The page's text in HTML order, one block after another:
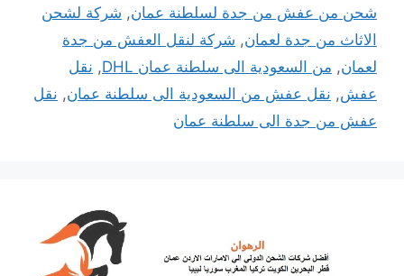
شحن من عفش من جدة لسلطنة عمان, شركة لشحن
الاثاث من جدة لعمان, شركة لنقل العفش من جدة
لعمان, من السعودية الى سلطنة عمان DHL , نقل
عفش, نقل عفش من السعودية الى سلطنة عمان, نقل
عفش من جدة الى سلطنة عمان